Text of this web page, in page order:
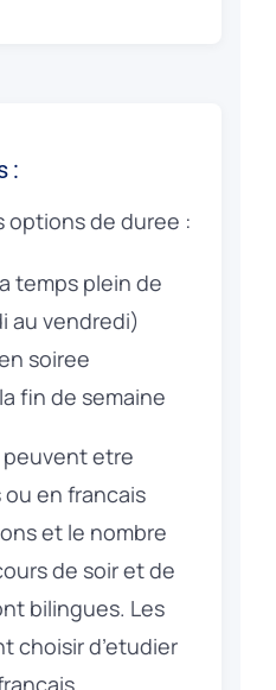
:
options de duree :
a temps plein de
au vendredi)
soiree
la fin de semaine
peuvent etre
en francais
et le nombre
de soir et de
bilingues. Les
choisir d’etudier